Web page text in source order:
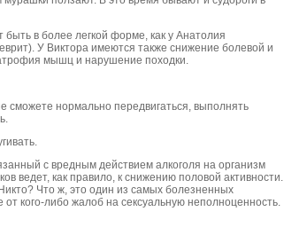
в более легкой форме, как у Анатолия
У Виктора имеются также снижение болевой и
мышц и нарушение походки.
сможете нормально передвигаться, выполнять
с вредным действием алкоголя на организм
ведет, как правило, к снижению половой активности.
Что ж, это один из самых болезненных
кого-либо жалоб на сексуальную неполноценность.